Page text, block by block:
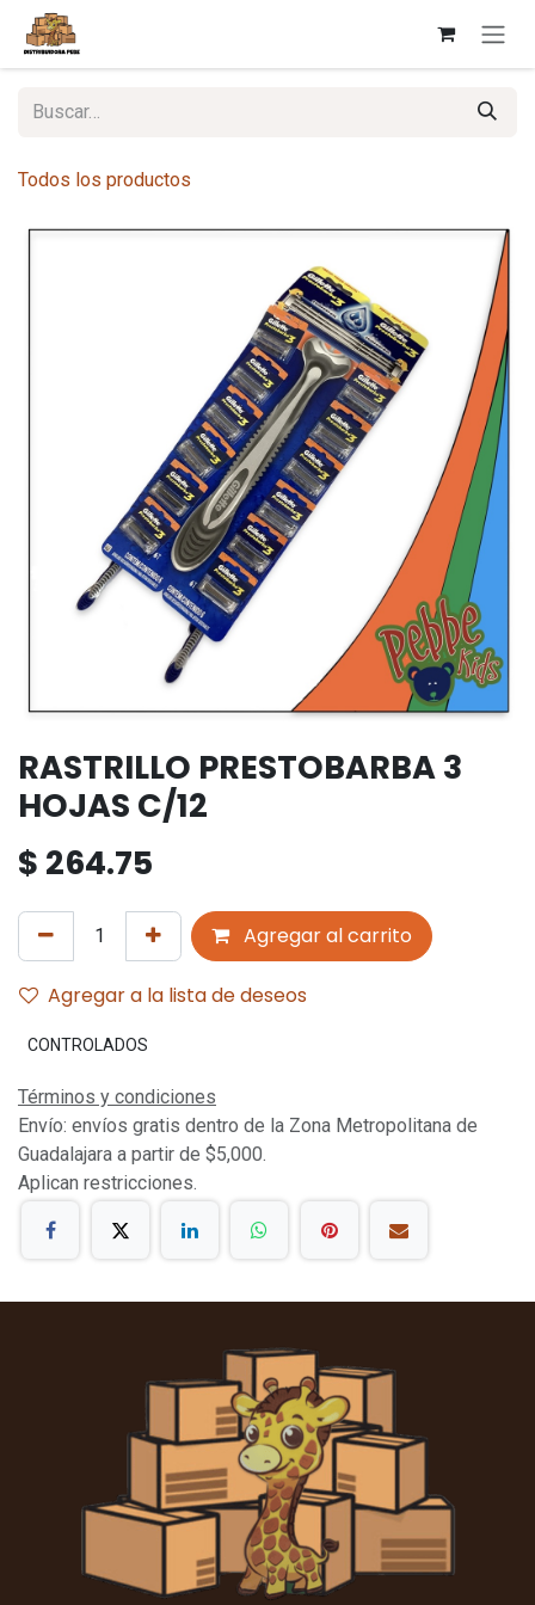
Ir al contenido
Todos los productos
RASTRILLO PRESTOBARBA 3
HOJAS C/12
$ 264.75
Agregar al carrito
Agregar a la lista de deseos
CONTROLADOS
Términos y condiciones
Envío: envíos gratis dentro de la Zona Metropolitana de
Guadalajara a partir de $5,000.
Aplican restricciones.